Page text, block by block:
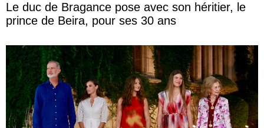
Le duc de Bragance pose avec son héritier, le
prince de Beira, pour ses 30 ans